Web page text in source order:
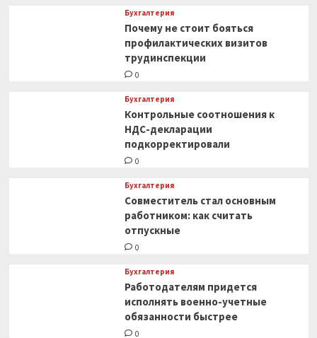
Бухгалтерия
Почему не стоит бояться
профилактических визитов
трудинспекции
0
Бухгалтерия
Контрольные соотношения к
НДС-декларации
подкорректировали
0
Бухгалтерия
Совместитель стал основным
работником: как считать
отпускные
0
Бухгалтерия
Работодателям придется
исполнять военно-учетные
обязанности быстрее
0